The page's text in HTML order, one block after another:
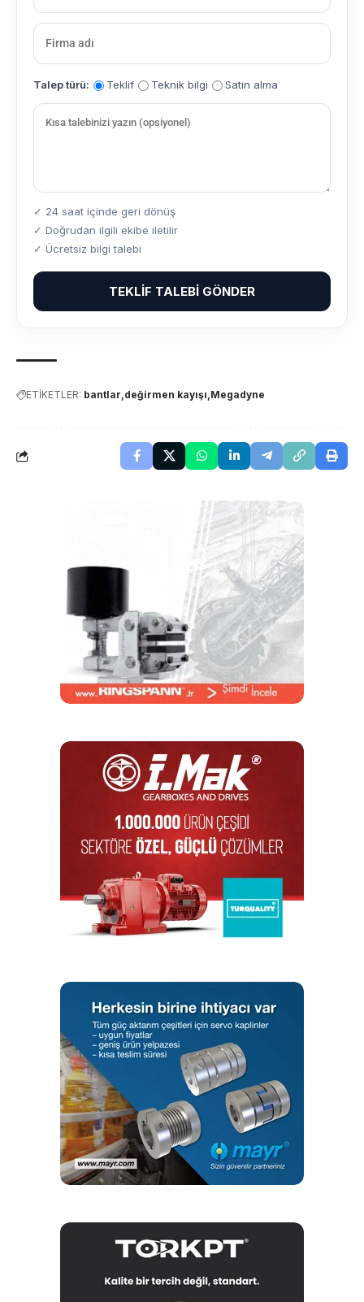
Talep türü: Teklif Teknik bilgi Satın alma
✓ 24 saat içinde geri dönüş
✓ Doğrudan ilgili ekibe iletilir
✓ Ücretsiz bilgi talebi
TEKLIF TALEBI GÖNDER
ETİKETLER: bantlar değirmen kayışı Megadyne